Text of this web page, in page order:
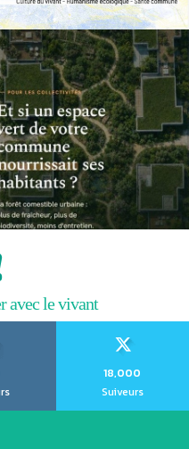
avec le vivant
18,000
Suiveurs